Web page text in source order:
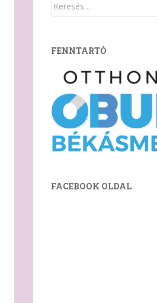
Keresés:
FENNTARTÓ
FACEBOOK OLDAL